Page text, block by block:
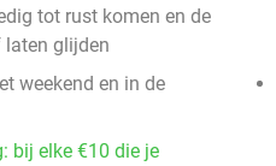
tot rust komen en de
laten glijden
weekend en in de
bij elke €10 die je